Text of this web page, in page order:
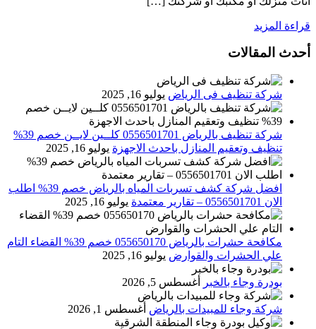
قراءة المزيد
أحدث المقالات
شركة تنظيف فى الرياض يوليو 16, 2025
شركة تنظيف بالرياض 0556501701 كلــين لايــن خصم 39%
تنظيف وتعقيم المنازل باحدث الاجهزة يوليو 16, 2025
افضل شركة كشف تسربات المياه بالرياض خصم 39% اطلب
الان 0556501701‬‏ – تقارير معتمدة
يوليو 16, 2025
مكافحة حشرات بالرياض 055650170 خصم 39% القضاء التام
علي الحشرات والقوارض يوليو 16, 2025
بودرة وجاء بالخبر أغسطس 5, 2026
شركة وجاء للمبيدات بالرياض أغسطس 1, 2026